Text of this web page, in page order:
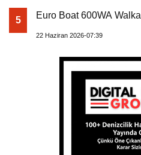
5 Euro Boat 600WA
22 Haziran 2026-07:39